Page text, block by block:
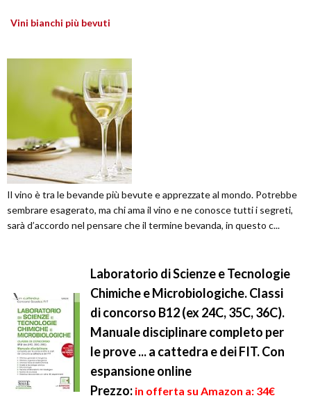
Vini bianchi più bevuti
Il vino è tra le bevande più bevute e apprezzate al mondo. Potrebbe
sembrare esagerato, ma chi ama il vino e ne conosce tutti i segreti,
sarà d’accordo nel pensare che il termine bevanda, in questo c...
Laboratorio di Scienze e Tecnologie
Chimiche e Microbiologiche. Classi
di concorso B12 (ex 24C, 35C, 36C).
Manuale disciplinare completo per
le prove ... a cattedra e dei FIT. Con
espansione online
Prezzo: in offerta su Amazon a: 34€